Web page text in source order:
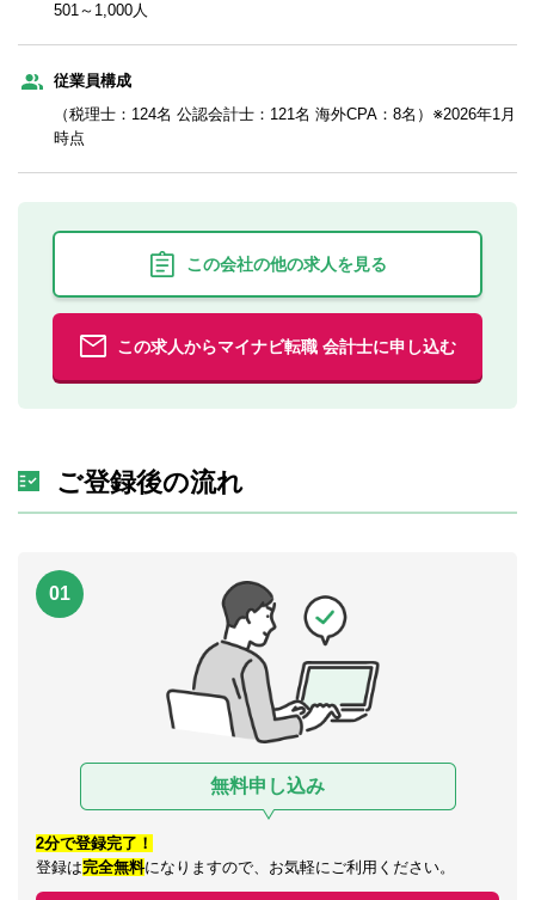
501～1,000人
従業員構成
（税理士：124名 公認会計士：121名 海外CPA：8名）※2026年1月
時点
この会社の他の求人を見る
この求人からマイナビ転職 会計士に申し込む
ご登録後の流れ
01
無料申し込み
2分で登録完了！
登録は完全無料になりますので、お気軽にご利用ください。